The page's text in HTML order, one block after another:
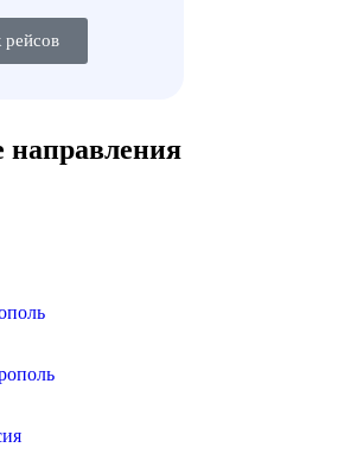
направления